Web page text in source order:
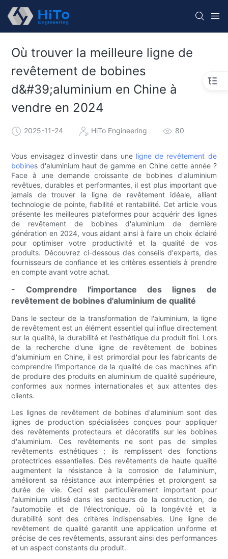
Où trouver la meilleure ligne de
revêtement de bobines
d&#39;aluminium en Chine à
vendre en 2024
2025-11-24 HiTo Engineering 80
Vous envisagez d'investir dans une ligne de revêtement de
bobines d'aluminium haut de gamme en Chine cette année ?
Face à une demande croissante de bobines d'aluminium
revêtues, durables et performantes, il est plus important que
jamais de trouver la ligne de revêtement idéale, alliant
technologie de pointe, fiabilité et rentabilité. Cet article vous
présente les meilleures plateformes pour acquérir des lignes
de revêtement de bobines d'aluminium de dernière
génération en 2024, vous aidant ainsi à faire un choix éclairé
pour optimiser votre productivité et la qualité de vos
produits. Découvrez ci-dessous des conseils d'experts, des
fournisseurs de confiance et les critères essentiels à prendre
en compte avant votre achat.
- Comprendre l'importance des lignes de
revêtement de bobines d'aluminium de qualité
Dans le secteur de la transformation de l'aluminium, la ligne
de revêtement est un élément essentiel qui influe directement
sur la qualité, la durabilité et l'esthétique du produit fini. Lors
de la recherche d'une ligne de revêtement de bobines
d'aluminium en Chine, il est primordial pour les fabricants de
comprendre l'importance de la qualité de ces machines afin
de produire des produits en aluminium de qualité supérieure,
conformes aux normes internationales et aux attentes des
clients.
Les lignes de revêtement de bobines d'aluminium sont des
lignes de production spécialisées conçues pour appliquer
des revêtements protecteurs et décoratifs sur les bobines
d'aluminium. Ces revêtements ne sont pas de simples
revêtements esthétiques ; ils remplissent des fonctions
protectrices essentielles. Des revêtements de haute qualité
augmentent la résistance à la corrosion de l'aluminium,
améliorent sa résistance aux intempéries et prolongent sa
durée de vie. Ceci est particulièrement important pour
l'aluminium utilisé dans les secteurs de la construction, de
l'automobile et de l'électronique, où la longévité et la
durabilité sont des critères indispensables. Une ligne de
revêtement de qualité garantit une application uniforme et
précise de ces revêtements, assurant ainsi des performances
et un aspect constants du produit.